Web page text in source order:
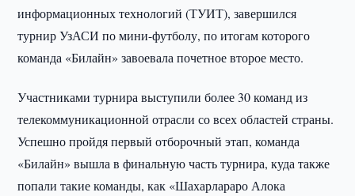
информационных технологий (ТУИТ), завершился
турнир УзАСИ по мини-футболу, по итогам которого
команда «Билайн» завоевала почетное второе место.
Участниками турнира выступили более 30 команд из
телекоммуникационной отрасли со всех областей страны.
Успешно пройдя первый отборочный этап, команда
«Билайн» вышла в финальную часть турнира, куда также
попали такие команды, как «Шахарлараро Алока